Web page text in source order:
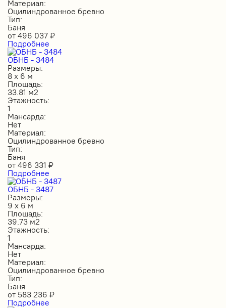
Материал:
Оцилиндрованное бревно
Тип:
Баня
от 496 037 ₽
Подробнее
ОБНБ - 3484
Размеры:
8 х 6 м
Площадь:
33.81 м2
Этажность:
1
Мансарда:
Нет
Материал:
Оцилиндрованное бревно
Тип:
Баня
от 496 331 ₽
Подробнее
ОБНБ - 3487
Размеры:
9 х 6 м
Площадь:
39.73 м2
Этажность:
1
Мансарда:
Нет
Материал:
Оцилиндрованное бревно
Тип:
Баня
от 583 236 ₽
Подробнее